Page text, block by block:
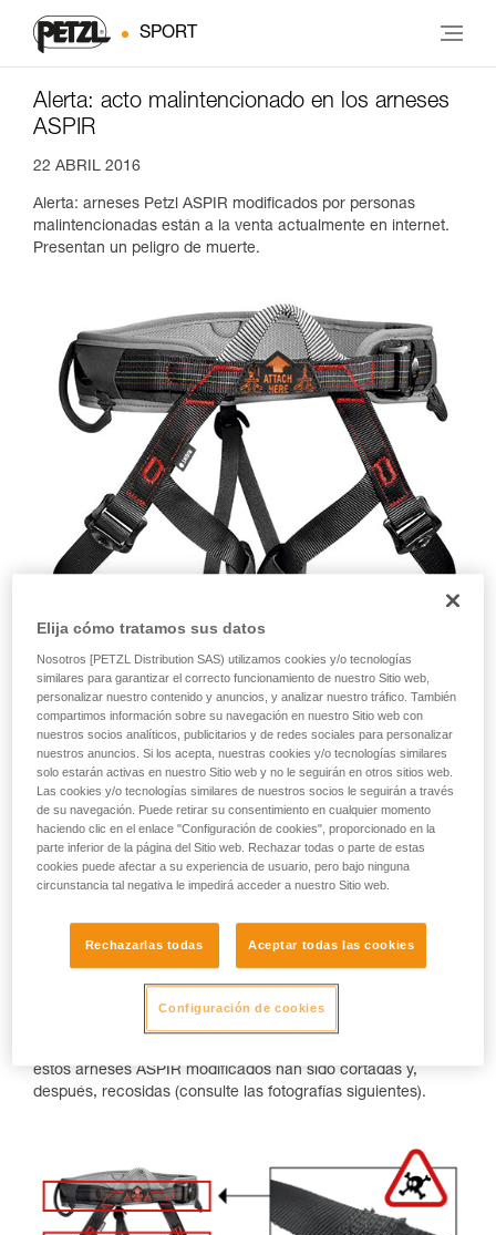
SPORT
Alerta: acto malintencionado en los arneses
ASPIR
22 ABRIL 2016
Alerta: arneses Petzl ASPIR modificados por personas
malintencionadas están a la venta actualmente en internet.
Presentan un peligro de muerte.
Los hechos
El 6 de abril del 2016, Petzl fue alertada por las autoridades
de la venta en eBay de arneses Petzl ASPIR (C24)
modificados. Estos arneses nuevos o ligeramente usados
han sido modificados por terceras personas irresponsables
venta en eBay y se ha iniciado un procedimiento judicial.
¡Atención, peligro de muerte!
estos arneses ASPIR modificados han sido cortadas y,
después, recosidas (consulte las fotografías siguientes).
Elija cómo tratamos sus datos
Nosotros [PETZL Distribution SAS) utilizamos cookies y/o tecnologías
similares para garantizar el correcto funcionamiento de nuestro Sitio web,
personalizar nuestro contenido y anuncios, y analizar nuestro tráfico. También
compartimos información sobre su navegación en nuestro Sitio web con
nuestros socios analíticos, publicitarios y de redes sociales para personalizar
nuestros anuncios. Si los acepta, nuestras cookies y/o tecnologías similares
solo estarán activas en nuestro Sitio web y no le seguirán en otros sitios web.
Las cookies y/o tecnologías similares de nuestros socios le seguirán a través
de su navegación. Puede retirar su consentimiento en cualquier momento
haciendo clic en el enlace "Configuración de cookies", proporcionado en la
parte inferior de la página del Sitio web. Rechazar todas o parte de estas
cookies puede afectar a su experiencia de usuario, pero bajo ninguna
circunstancia tal negativa le impedirá acceder a nuestro Sitio web.
Rechazarlas todas Aceptar todas las cookies
Configuración de cookies